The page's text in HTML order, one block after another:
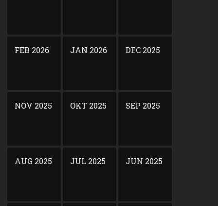
FEB 2026 JAN 2026 DEC 2025
NOV 2025 OKT 2025 SEP 2025
AUG 2025 JUL 2025 JUN 2025